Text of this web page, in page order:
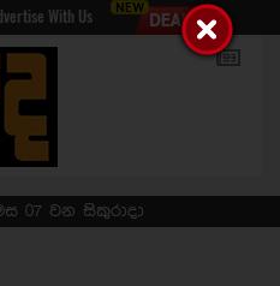
With Us
07 වන සිකුරාදා